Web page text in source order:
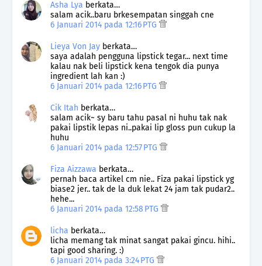
Asha Lya berkata…
salam acik..baru brkesempatan singgah cne
6 Januari 2014 pada 12:16 PTG
Lieya Von Jay berkata…
saya adalah pengguna lipstick tegar... next time
kalau nak beli lipstick kena tengok dia punya
ingredient lah kan :)
6 Januari 2014 pada 12:16 PTG
Cik Itah berkata…
salam acik~ sy baru tahu pasal ni huhu tak nak
pakai lipstik lepas ni..pakai lip gloss pun cukup la
huhu
6 Januari 2014 pada 12:57 PTG
Fiza Aizzawa berkata…
pernah baca artikel cm nie.. Fiza pakai lipstick yg
biase2 jer.. tak de la duk lekat 24 jam tak pudar2..
hehe...
6 Januari 2014 pada 12:58 PTG
licha berkata…
licha memang tak minat sangat pakai gincu. hihi..
tapi good sharing. :)
6 Januari 2014 pada 3:24 PTG